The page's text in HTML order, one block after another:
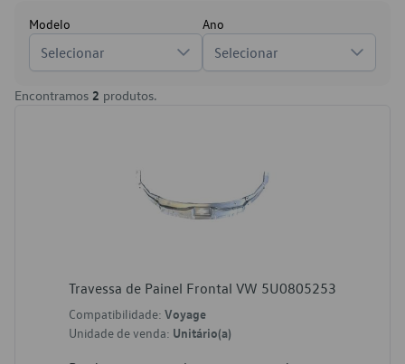
Modelo
Selecionar
Ano
Selecionar
Encontramos 2 produtos.
Travessa de Painel Frontal VW 5U0805253
Compatibilidade: Voyage
Unidade de venda: Unitário(a)